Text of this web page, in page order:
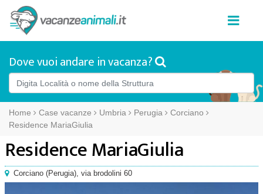
Dove vuoi andare in vacanza?
Home Case vacanze Umbria Perugia
Corciano
Residence MariaGiulia
Residence MariaGiulia
Corciano (Perugia), via brodolini 60